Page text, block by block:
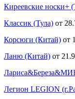
Киреевские носки+
Классик (Тула) от
Корсюги (Китай) от
Ланю (Китай) от
Легион LEGION